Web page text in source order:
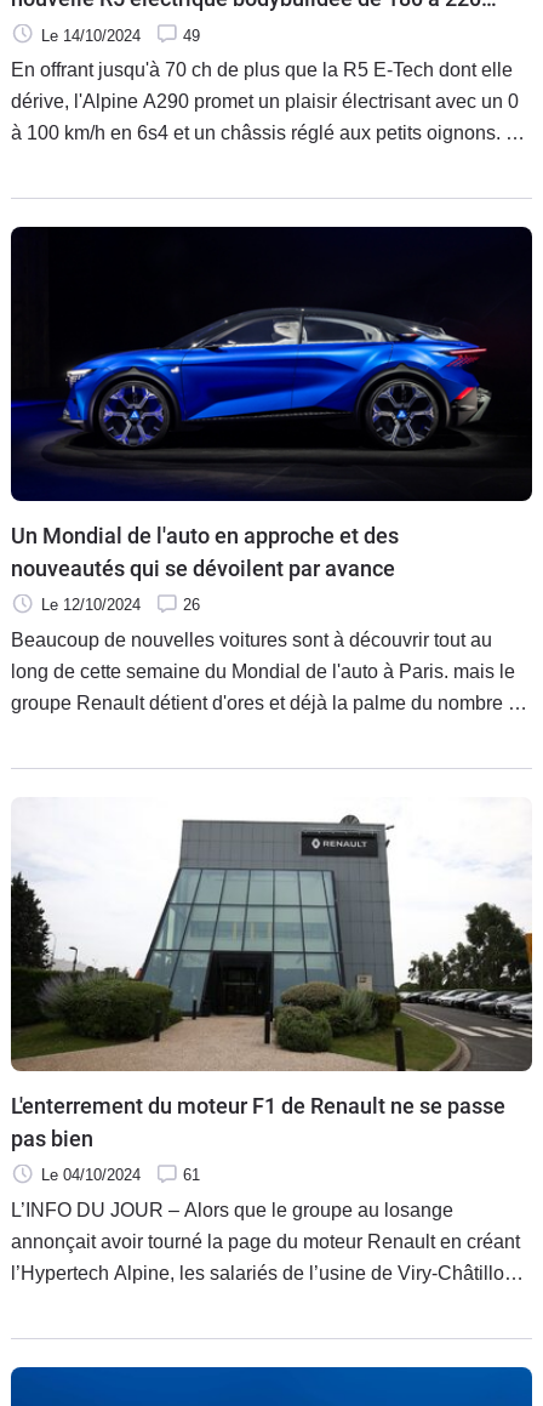
ch !Le 14/10/2024 49
En offrant jusqu'à 70 ch de plus que la R5 E-Tech dont elle
dérive, l'Alpine A290 promet un plaisir électrisant avec un 0
à 100 km/h en 6s4 et un châssis réglé aux petits oignons. Le
venir admirer ses ailes bodybuildées…
Un Mondial de l'auto en approche et des
nouveautés qui se dévoilent par avance
Le 12/10/2024 26
Beaucoup de nouvelles voitures sont à découvrir tout au
long de cette semaine du Mondial de l'auto à Paris. mais le
groupe Renault détient d'ores et déjà la palme du nombre de
L'enterrement du moteur F1 de Renault ne se passe
pas bien
Le 04/10/2024 61
L’INFO DU JOUR – Alors que le groupe au losange
annonçait avoir tourné la page du moteur Renault en créant
l’Hypertech Alpine, les salariés de l’usine de Viry-Châtillon
désormais désespérée et ils s’en remettent aux « pouvoirs
publics ». Quant au patron de Renault, il se défend dans les